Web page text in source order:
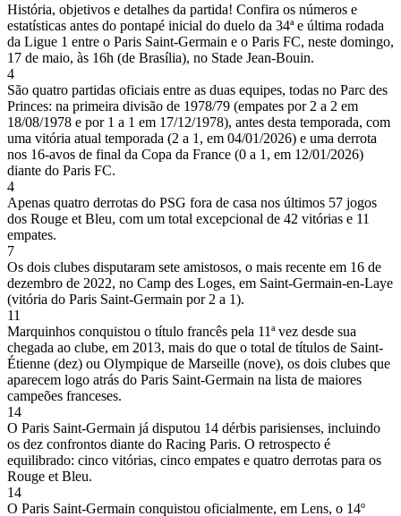
História, objetivos e detalhes da partida! Confira os números e
estatísticas antes do pontapé inicial do duelo da 34ª e última rodada
da Ligue 1 entre o Paris Saint-Germain e o Paris FC, neste domingo,
17 de maio, às 16h (de Brasília), no Stade Jean-Bouin.
4
São quatro partidas oficiais entre as duas equipes, todas no Parc des
Princes: na primeira divisão de 1978/79 (empates por 2 a 2 em
18/08/1978 e por 1 a 1 em 17/12/1978), antes desta temporada, com
uma vitória atual temporada (2 a 1, em 04/01/2026) e uma derrota
nos 16-avos de final da Copa da France (0 a 1, em 12/01/2026)
diante do Paris FC.
4
Apenas quatro derrotas do PSG fora de casa nos últimos 57 jogos
dos Rouge et Bleu, com um total excepcional de 42 vitórias e 11
empates.
7
Os dois clubes disputaram sete amistosos, o mais recente em 16 de
dezembro de 2022, no Camp des Loges, em Saint-Germain-en-Laye
(vitória do Paris Saint-Germain por 2 a 1).
11
Marquinhos conquistou o título francês pela 11ª vez desde sua
chegada ao clube, em 2013, mais do que o total de títulos de Saint-
Étienne (dez) ou Olympique de Marseille (nove), os dois clubes que
aparecem logo atrás do Paris Saint-Germain na lista de maiores
campeões franceses.
14
O Paris Saint-Germain já disputou 14 dérbis parisienses, incluindo
os dez confrontos diante do Racing Paris. O retrospecto é
equilibrado: cinco vitórias, cinco empates e quatro derrotas para os
Rouge et Bleu.
14
O Paris Saint-Germain conquistou oficialmente, em Lens, o 14º